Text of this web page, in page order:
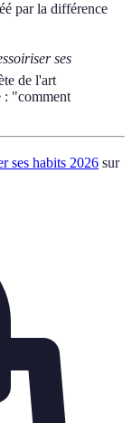
par la différence
ses
de l'art
: "comment
ses habits 2026 sur